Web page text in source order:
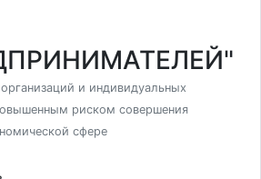
и индивидуальных
риском совершения
сфере